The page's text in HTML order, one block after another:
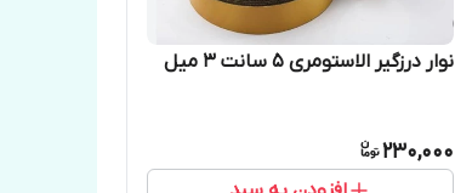
نوار درزگیر الاستومری ۵ سانت ۳ میل
230,000